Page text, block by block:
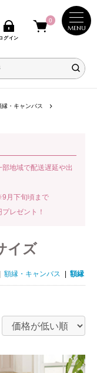
MENU
グイン
0
縁・キャンバス
地域で配送遅延や出
月下旬頃まで
レゼント！
イズ
額縁・キャンバス 額縁・